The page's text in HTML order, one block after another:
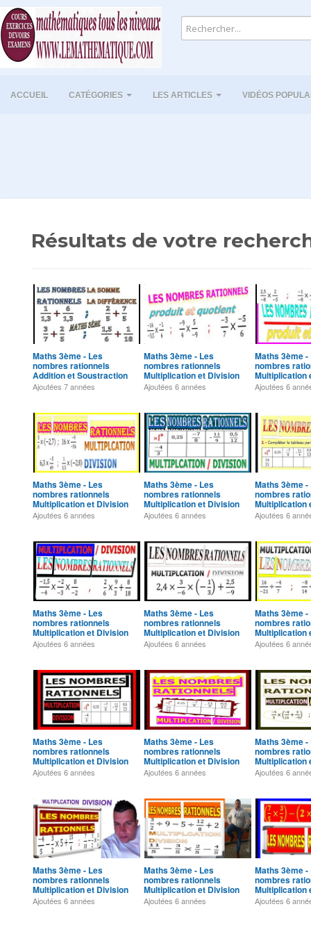
ACCUEIL CATÉGORIES LES ARTICLES VIDÉOS
Résultats de votre
Maths 3ème - Les
nombres rationnels
Addition et Soustraction
Exercice 36
Ajoutées 7 années
Maths 3ème - Les
nombres rationnels
Multiplication et Division
Exercice 1
Ajoutées 6 années
Maths 3ème -
nombres
Multiplication
Exercice 2
Ajoutées 6
Maths 3ème - Les
nombres rationnels
Multiplication et Division
Exercice 5
Ajoutées 6 années
Maths 3ème - Les
nombres rationnels
Multiplication et Division
Exercice 6
Ajoutées 6 années
Maths 3ème -
nombres
Multiplication
Exercice 7
Ajoutées 6
Maths 3ème - Les
nombres rationnels
Multiplication et Division
Exercice 10
Ajoutées 6 années
Maths 3ème - Les
nombres rationnels
Multiplication et Division
Exercice 11
Ajoutées 6 années
Maths 3ème -
nombres
Multiplication
Exercice 12
Ajoutées 6
Maths 3ème - Les
nombres rationnels
Multiplication et Division
Exercice 15
Ajoutées 6 années
Maths 3ème - Les
nombres rationnels
Multiplication et Division
Exercice 16
Ajoutées 6 années
Maths 3ème -
nombres
Multiplication
Exercice 17
Ajoutées 6
Maths 3ème - Les
nombres rationnels
Multiplication et Division
Exercice 20
Ajoutées 6 années
Maths 3ème - Les
nombres rationnels
Multiplication et Division
Exercice 21
Ajoutées 6 années
Maths 3ème -
nombres
Multiplication
Exercice 22
Ajoutées 6